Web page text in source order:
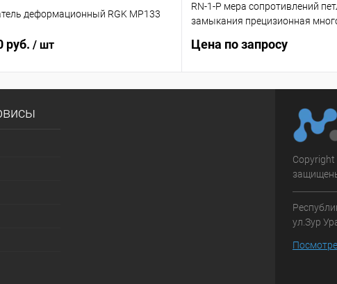
деформационный RGK MP133
руб. / шт
RN-1-P мера сопротивлений
замыкания прецизионная
Цена по запросу
ул.Зур